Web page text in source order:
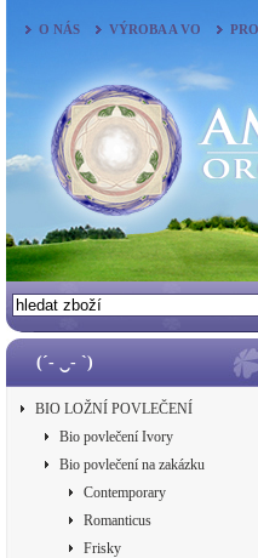
O NÁS VÝROBA A VO
(´- ‿- `)
BIO LOŽNÍ POVLEČENÍ
Bio povlečení Ivory
Bio povlečení na zakázku
Contemporary
Romanticus
Frisky